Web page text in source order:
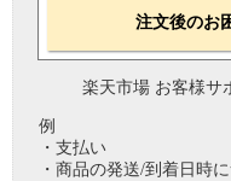
注文後のお
楽天市場 お客様サ
例
・支払い
・商品の発送/到着日時